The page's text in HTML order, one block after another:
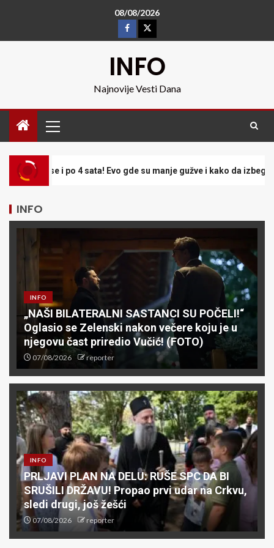
08/08/2026
INFO
Najnovije Vesti Dana
Evo gde su manje gužve i kako da izbegnete kolaps
INFO
INFO
„NAŠI BILATERALNI SASTANCI SU POČELI!“
Oglasio se Zelenski nakon večere koju je u
njegovu čast priredio Vučić! (FOTO)
07/08/2026 reporter
INFO
PRLJAVI PLAN NA DELU: RUŠE SPC DA BI
SRUŠILI DRŽAVU! Propao prvi udar na Crkvu,
sledi drugi, još žešći
07/08/2026 reporter